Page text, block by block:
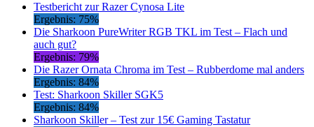
Testbericht zur Razer Cynosa Lite
Ergebnis: 75%
Die Sharkoon PureWriter RGB TKL im Test – Flach und
auch gut?
Ergebnis: 79%
Die Razer Ornata Chroma im Test – Rubberdome mal anders
Ergebnis: 84%
Test: Sharkoon Skiller SGK5
Ergebnis: 84%
Sharkoon Skiller – Test zur 15€ Gaming Tastatur